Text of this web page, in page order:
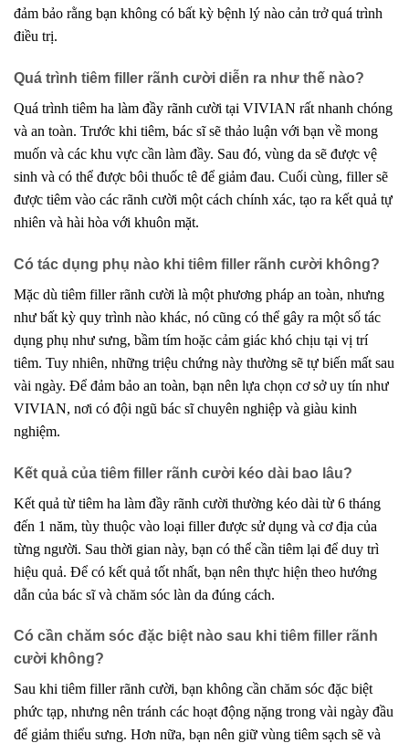
đảm bảo rằng bạn không có bất kỳ bệnh lý nào cản trở quá trình
điều trị.
Quá trình tiêm filler rãnh cười diễn ra như thế nào?
Quá trình tiêm ha làm đầy rãnh cười tại VIVIAN rất nhanh chóng
và an toàn. Trước khi tiêm, bác sĩ sẽ thảo luận với bạn về mong
muốn và các khu vực cần làm đầy. Sau đó, vùng da sẽ được vệ
sinh và có thể được bôi thuốc tê để giảm đau. Cuối cùng, filler sẽ
được tiêm vào các rãnh cười một cách chính xác, tạo ra kết quả tự
nhiên và hài hòa với khuôn mặt.
Có tác dụng phụ nào khi tiêm filler rãnh cười không?
Mặc dù tiêm filler rãnh cười là một phương pháp an toàn, nhưng
như bất kỳ quy trình nào khác, nó cũng có thể gây ra một số tác
dụng phụ như sưng, bầm tím hoặc cảm giác khó chịu tại vị trí
tiêm. Tuy nhiên, những triệu chứng này thường sẽ tự biến mất sau
vài ngày. Để đảm bảo an toàn, bạn nên lựa chọn cơ sở uy tín như
VIVIAN, nơi có đội ngũ bác sĩ chuyên nghiệp và giàu kinh
nghiệm.
Kết quả của tiêm filler rãnh cười kéo dài bao lâu?
Kết quả từ tiêm ha làm đầy rãnh cười thường kéo dài từ 6 tháng
đến 1 năm, tùy thuộc vào loại filler được sử dụng và cơ địa của
từng người. Sau thời gian này, bạn có thể cần tiêm lại để duy trì
hiệu quả. Để có kết quả tốt nhất, bạn nên thực hiện theo hướng
dẫn của bác sĩ và chăm sóc làn da đúng cách.
Có cần chăm sóc đặc biệt nào sau khi tiêm filler rãnh
cười không?
Sau khi tiêm filler rãnh cười, bạn không cần chăm sóc đặc biệt
phức tạp, nhưng nên tránh các hoạt động nặng trong vài ngày đầu
để giảm thiểu sưng. Hơn nữa, bạn nên giữ vùng tiêm sạch sẽ và